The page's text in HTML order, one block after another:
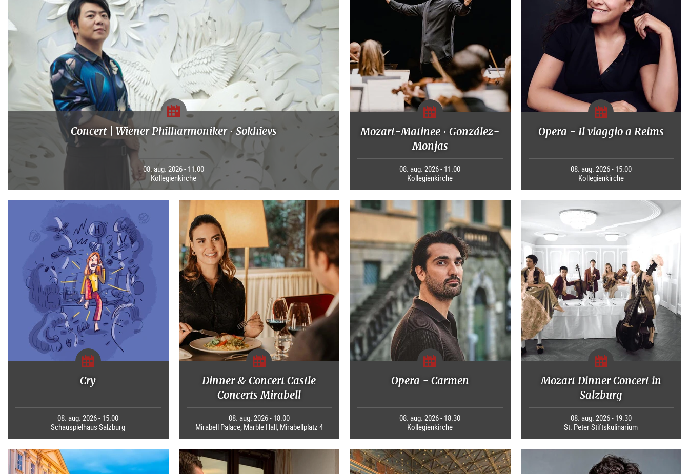
Concert | Wiener Philharmoniker · Sokhievs
08. aug. 2026 - 11:00
Kollegienkirche
Mozart-Matinee · González-
Monjas
08. aug. 2026 - 11:00
Kollegienkirche
Opera - Il viaggio a Reims
08. aug. 2026 - 15:00
Kollegienkirche
Cry
08. aug. 2026 - 15:00
Schauspielhaus Salzburg
Dinner & Concert Castle
Concerts Mirabell
08. aug. 2026 - 18:00
Mirabell Palace, Marble Hall, Mirabellplatz 4
Opera - Carmen
08. aug. 2026 - 18:30
Kollegienkirche
Mozart Dinner Concert in
Salzburg
08. aug. 2026 - 19:30
St. Peter Stiftskulinarium